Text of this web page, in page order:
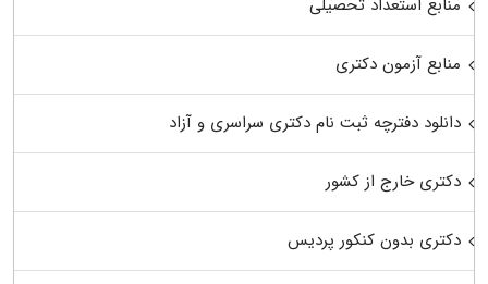
منابع آزمون دکتری
دانلود دفترچه ثبت نام دکتری سراسری و آزاد
دکتری خارج از کشور
دکتری بدون کنکور پردیس